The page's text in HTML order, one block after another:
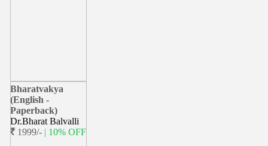
Bharatvakya
(English -
Paperback)
Dr.Bharat Balvalli
1999/- | 10% OFF